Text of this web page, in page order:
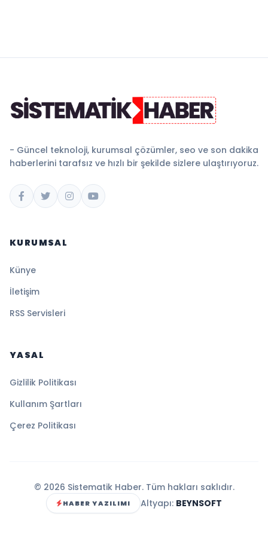
- Güncel teknoloji, kurumsal çözümler, seo ve son dakika
haberlerini tarafsız ve hızlı bir şekilde sizlere ulaştırıyoruz.
KURUMSAL
Künye
İletişim
RSS Servisleri
YASAL
Gizlilik Politikası
Kullanım Şartları
Çerez Politikası
© 2026 Sistematik Haber. Tüm hakları saklıdır.
HABER YAZILIMI Altyapı: BEYNSOFT